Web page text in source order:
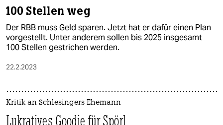
100 Stellen weg
Der RBB muss Geld sparen. Jetzt hat er dafür einen Plan
vorgestellt. Unter anderem sollen bis 2025 insgesamt
100 Stellen gestrichen werden.
22.2.2023
Kritik an Schlesingers Ehemann
Lukratives Goodie für Spörl